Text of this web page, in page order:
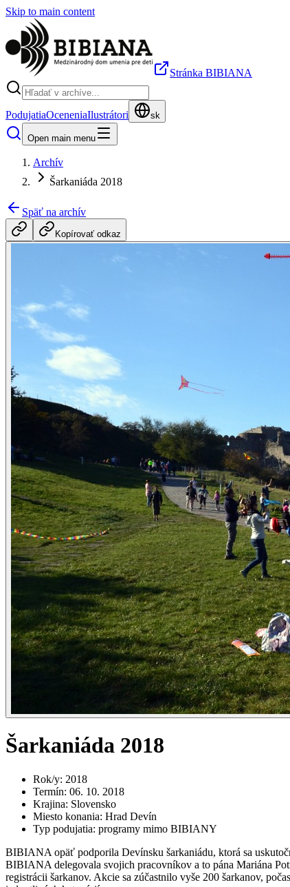
Skip to main content
Stránka BIBIANA
PodujatiaOceneniaIlustrátori sk
Open main menu
Archív
Šarkaniáda 2018
Späť na archív
Kopírovať odkaz
Šarkaniáda 2018
Rok/y: 2018
Termín: 06. 10. 2018
Krajina: Slovensko
Miesto konania: Hrad Devín
Typ podujatia: programy mimo BIBIANY
BIBIANA opäť podporila Devínsku šarkaniádu, ktorá sa
BIBIANA delegovala svojich pracovníkov a to pána Mariána
registrácii šarkanov. Akcie sa zúčastnilo vyše 200 šarkanov,